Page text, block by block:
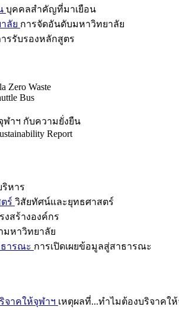
บุคคลสำคัญที่มาเยือน
ลัย การจัดอันดับมหาวิทยาลัย
รรับรองหลักสูตร
Zero Waste
Bus
ฬาฯ กับความยั่งยืน
Report
หาร
ร์ วิสัยทัศน์และยุทธศาสตร์
งสร้างองค์กร
มหาวิทยาลัย
ธารณะ การเปิดเผยข้อมูลสู่สาธารณะ
จาคให้จุฬาฯ เหตุผลที่...ทำไมต้องบริจาคใ